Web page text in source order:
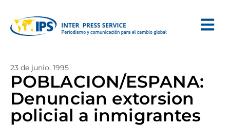
23 de junio, 1995
POBLACION/ESPANA:
Denuncian extorsion
policial a inmigrantes